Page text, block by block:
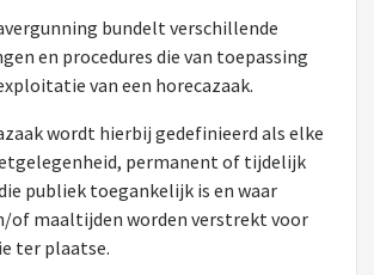
bundelt verschillende
en procedures die van toepassing
van een horecazaak.
wordt hierbij gedefinieerd als elke
permanent of tijdelijk
publiek toegankelijk is en waar
of maaltijden worden verstrekt voor
ter plaatse.